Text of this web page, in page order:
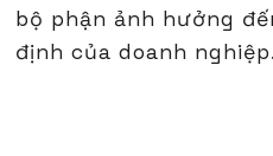
bộ phận ảnh hưởng
định của doanh nghiệp.